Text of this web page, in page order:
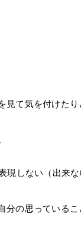
て気を付けた
現しない（出来
の思っている